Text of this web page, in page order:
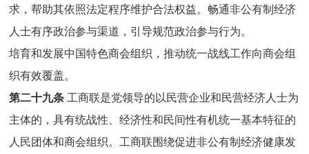
求，帮助其依照法定程序维护合法权益。畅通非公有制经济
人士有序政治参与渠道，引导规范政治参与行为。
培育和发展中国特色商会组织，推动统一战线工作向商会组
织有效覆盖。
第二十九条 工商联是党领导的以民营企业和民营经济人士为
主体的，具有统战性、经济性和民间性有机统一基本特征的
人民团体和商会组织。工商联围绕促进非公有制经济健康发